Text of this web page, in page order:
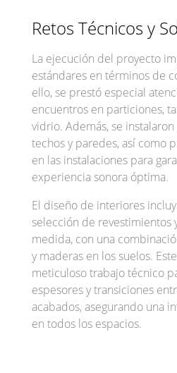
Retos Técnicos y
La ejecución del proyecto
estándares en términos de
ello, se prestó especial
encuentros en particiones,
vidrio. Además, se
techos y paredes, así como
en las instalaciones para
experiencia sonora óptima.
El diseño de interiores
selección de revestimientos
medida, con una
y maderas en los suelos.
meticuloso trabajo técnico
espesores y transiciones
acabados, asegurando una
en todos los espacios.